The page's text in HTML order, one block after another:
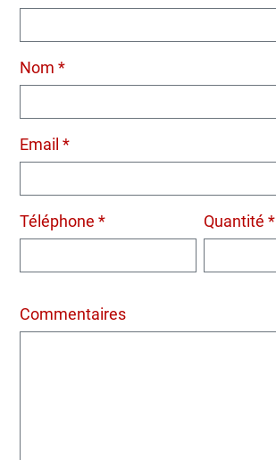
Nom *
Email *
Téléphone * Quantité *
Commentaires